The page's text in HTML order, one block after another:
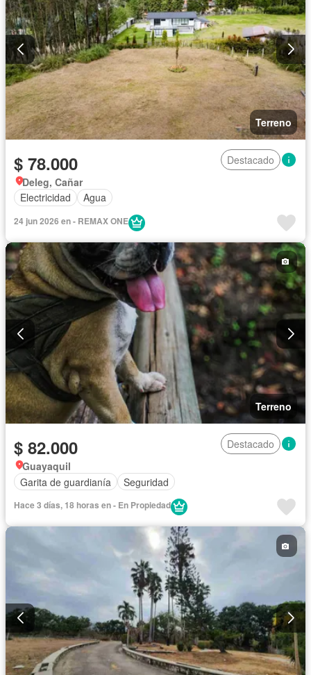
Terreno
$ 78.000
Destacado
Deleg, Cañar
Electricidad
Agua
24 jun 2026 en - REMAX ONE
Terreno
$ 82.000
Destacado
Guayaquil
Garita de guardianía
Seguridad
Hace 3 días, 18 horas en - En Propiedad